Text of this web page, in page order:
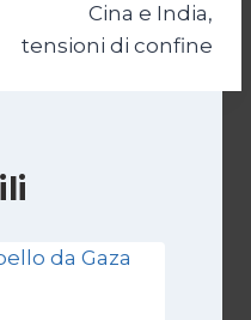
Cina e India,
tensioni di confine